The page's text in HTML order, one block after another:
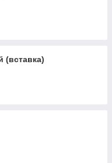
(вставка)